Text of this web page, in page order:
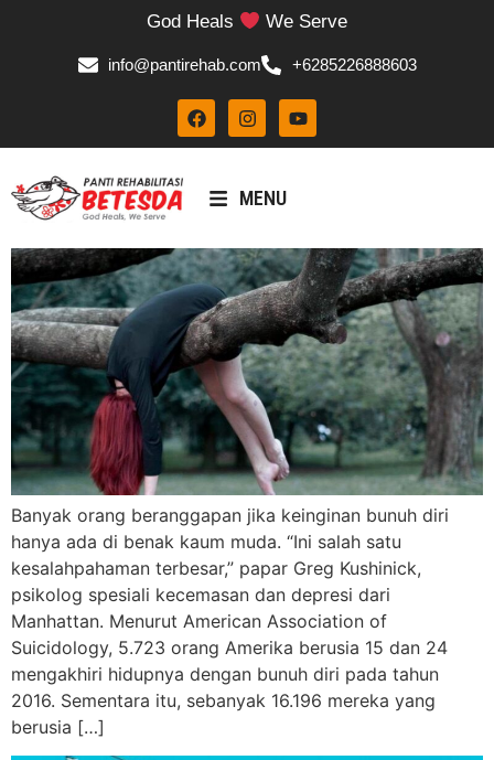
God Heals We Serve
info@pantirehab.com +6285226888603
MENU
Banyak orang beranggapan jika keinginan bunuh diri
hanya ada di benak kaum muda. “Ini salah satu
kesalahpahaman terbesar,” papar Greg Kushinick,
psikolog spesiali kecemasan dan depresi dari
Manhattan. Menurut American Association of
Suicidology, 5.723 orang Amerika berusia 15 dan 24
mengakhiri hidupnya dengan bunuh diri pada tahun
2016. Sementara itu, sebanyak 16.196 mereka yang
berusia […]